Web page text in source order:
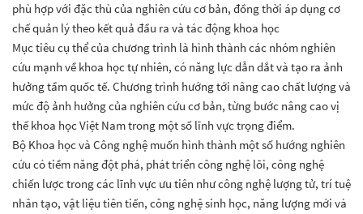
phù hợp với đặc thù của nghiên cứu cơ bản, đồng thời áp dụng cơ
chế quản lý theo kết quả đầu ra và tác động khoa học
Mục tiêu cụ thể của chương trình là hình thành các nhóm nghiên
cứu mạnh về khoa học tự nhiên, có năng lực dẫn dắt và tạo ra ảnh
hưởng tầm quốc tế. Chương trình hướng tới nâng cao chất lượng và
mức độ ảnh hưởng của nghiên cứu cơ bản, từng bước nâng cao vị
thế khoa học Việt Nam trong một số lĩnh vực trọng điểm.
Bộ Khoa học và Công nghệ muốn hình thành một số hướng nghiên
cứu có tiềm năng đột phá, phát triển công nghệ lõi, công nghệ
chiến lược trong các lĩnh vực ưu tiên như công nghệ lượng tử, trí tuệ
nhân tạo, vật liệu tiên tiến, công nghệ sinh học, năng lượng mới và